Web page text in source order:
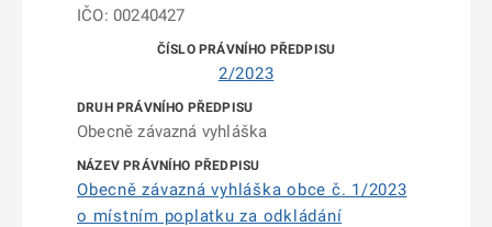
IČO: 00240427
2/2023
Obecně závazná vyhláška
Obecně závazná vyhláška obce č. 1/2023
o místním poplatku za odkládání